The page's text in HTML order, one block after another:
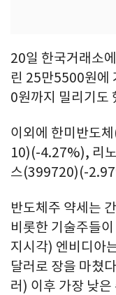
20일 한국거래소
린 25만5500원에
0원까지 밀리기도
이외에 한미반도
10)(-4.27%), 리
스(399720)(-
반도체주 약세는
비롯한 기술주들
지시각) 엔비디아
달러로 장을 마쳤
러) 이후 가장 낮은